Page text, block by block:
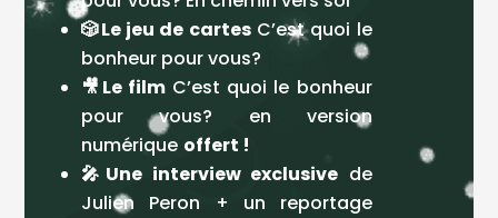
🎲Le jeu de cartesC’est quoi le
bonheur pour vous?
🎥Le filmC’est quoi le bonheur
pour vous? en version
numérique offert !
🎤Une interview exclusive de
Julien Peron + un reportage